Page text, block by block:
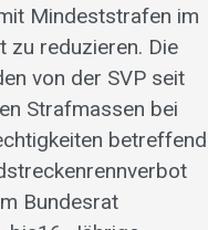
Mindeststrafen im
zu reduzieren. Die
von der SVP seit
Strafmassen bei
betreffend
Bundesrat